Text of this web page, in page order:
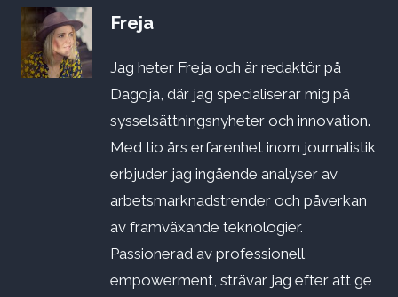
Freja
Jag heter Freja och är redaktör på
Dagoja, där jag specialiserar mig på
sysselsättningsnyheter och innovation.
Med tio års erfarenhet inom journalistik
erbjuder jag ingående analyser av
arbetsmarknadstrender och påverkan
av framväxande teknologier.
Passionerad av professionell
empowerment, strävar jag efter att ge